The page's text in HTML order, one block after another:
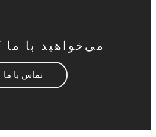
می‌خواهید با ما
تماس با ما